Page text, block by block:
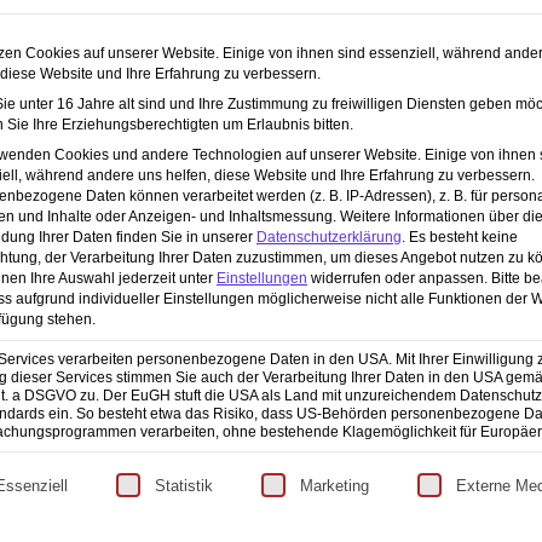
– Zweiter Teil der 4-teiligen
Photoshop-Masterclass tauchen wir tief in die Welt der Farben und
Wirkung eines Bildes, und mit den richtigen Werkzeugen kannst du
Looks erschaffen.
– Dritter Teil der 4-
Cookies auf unserer Website. Einige von ihnen sind essenziell, während
Website und Ihre Erfahrung zu verbessern.
unter 16 Jahre alt sind und Ihre Zustimmung zu freiwilligen Diensten geben
Sie Ihre Erziehungsberechtigten um Erlaubnis bitten.
Cookies und andere Technologien auf unserer Website. Einige von ihnen
während andere uns helfen, diese Website und Ihre Erfahrung zu verbessern.
Daten können verarbeitet werden (z. B. IP-Adressen), z. B. für
und Inhalte oder Anzeigen- und Inhaltsmessung. Weitere Informationen über die
Ihrer Daten finden Sie in unserer Datenschutzerklärung. Es besteht keine
der Verarbeitung Ihrer Daten zuzustimmen, um dieses Angebot nutzen zu
Ihre Auswahl jederzeit unter Einstellungen widerrufen oder anpassen. Bitte
aufgrund individueller Einstellungen möglicherweise nicht alle Funktionen der
stehen.
verarbeiten personenbezogene Daten in den USA. Mit Ihrer Einwilligung
dieser Services stimmen Sie auch der Verarbeitung Ihrer Daten in den USA
a DSGVO zu. Der EuGH stuft die USA als Land mit unzureichendem
ein. So besteht etwa das Risiko, dass US-Behörden personenbezogene
verarbeiten, ohne bestehende Klagemöglichkeit für
eine Liste der Service-Gruppen, für die eine
Statistik Marketing Externe